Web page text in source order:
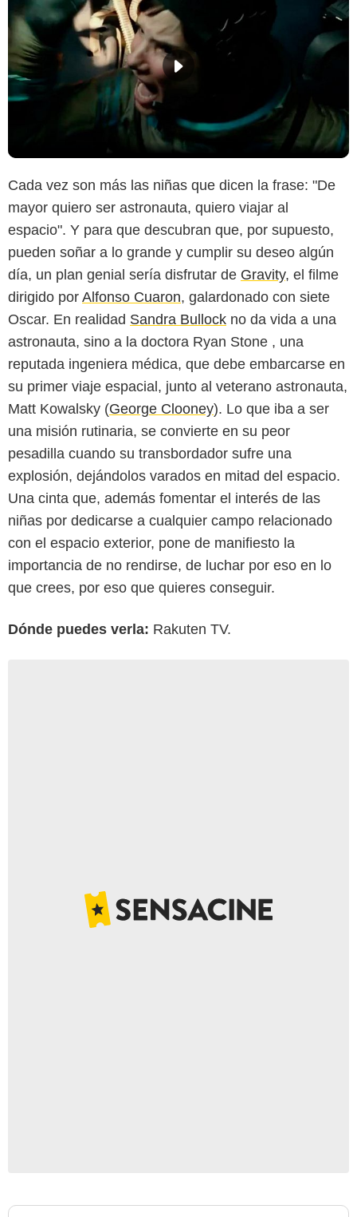
Cada vez son más las niñas que dicen la frase: "De
mayor quiero ser astronauta, quiero viajar al
espacio". Y para que descubran que, por supuesto,
pueden soñar a lo grande y cumplir su deseo algún
día, un plan genial sería disfrutar de Gravity, el filme
dirigido por Alfonso Cuaron, galardonado con siete
Oscar. En realidad Sandra Bullock no da vida a una
astronauta, sino a la doctora Ryan Stone , una
reputada ingeniera médica, que debe embarcarse en
su primer viaje espacial, junto al veterano astronauta,
Matt Kowalsky (George Clooney). Lo que iba a ser
una misión rutinaria, se convierte en su peor
pesadilla cuando su transbordador sufre una
explosión, dejándolos varados en mitad del espacio.
Una cinta que, además fomentar el interés de las
niñas por dedicarse a cualquier campo relacionado
con el espacio exterior, pone de manifiesto la
importancia de no rendirse, de luchar por eso en lo
que crees, por eso que quieres conseguir.
Dónde puedes verla: Rakuten TV.